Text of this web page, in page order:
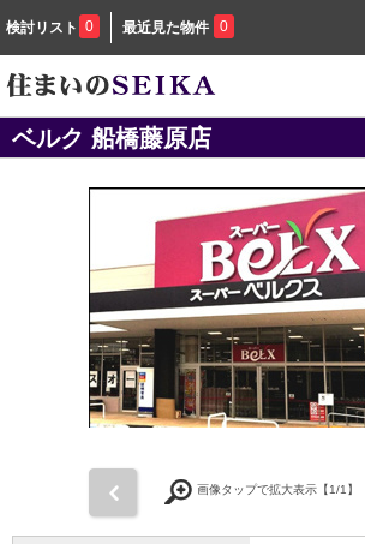
検討リスト 0 最近見た物件 0
ベルク 船橋藤原店
画像タップで拡大表示【1/1】